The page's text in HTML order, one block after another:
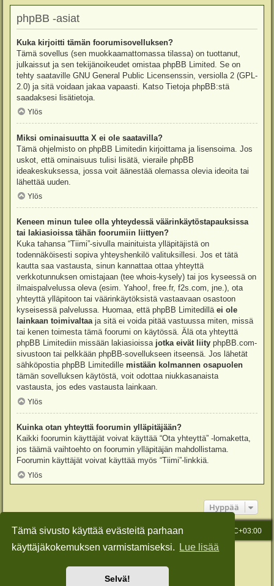
Tämä sivusto käyttää evästeitä parhaan
käyttäjäkokemuksen varmistamiseksi.
Lue lisää
Selvä!
phpBB -asiat
Kuka kirjoitti tämän foorumisovelluksen?
Tämä sovellus (sen muokkaamattomassa tilassa) on tuottanut,
julkaissut ja sen tekijänoikeudet omistaa phpBB Limited . Se on
tehty saataville GNU General Public Licensenssin, versiolla 2 (GPL-
2.0) ja sitä voidaan jakaa vapaasti. Katso Tietoja phpBB:stä
saadaksesi lisätietoja.
Ylös
Miksi ominaisuutta X ei ole saatavilla?
Tämä ohjelmisto on phpBB Limitedin kirjoittama ja lisensoima. Jos
uskot, että ominaisuus tulisi lisätä, vieraile phpBB
ideakeskuksessa , jossa voit äänestää olemassa olevia ideoita tai
lähettää uuden.
Ylös
Keneen minun tulee olla yhteydessä väärinkäytöstapauksissa
tai lakiasioissa tähän foorumiin liittyen?
Kuka tahansa “Tiimi”-sivulla mainituista ylläpitäjistä on
todennäköisesti sopiva yhteyshenkilö valituksillesi. Jos et tätä
kautta saa vastausta, sinun kannattaa ottaa yhteyttä
verkkotunnuksen omistajaan (tee whois-kysely) tai jos kyseessä on
ilmaispalvelussa oleva (esim. Yahoo!, free.fr, f2s.com, jne.), ota
yhteyttä ylläpitoon tai väärinkäytöksistä vastaavaan osastoon
kyseisessä palvelussa. Huomaa, että phpBB Limitedillä ei ole
lainkaan toimivaltaaja sitä ei voida pitää vastuussa miten, missä
tai kenen toimesta tämä foorumi on käytössä. Älä ota yhteyttä
phpBB Limitediin missään lakiasioissa jotka eivät liity phpBB.com-
sivustoon tai pelkkään phpBB-sovellukseen itseensä. Jos lähetät
sähköpostia phpBB Limitedille mistään kolmannen osapuolen
tämän sovelluksen käytöstä, voit odottaa niukkasanaista
vastausta, jos edes vastausta lainkaan.
Ylös
Kuinka otan yhteyttä foorumin ylläpitäjään?
Kaikki foorumin käyttäjät voivat käyttää “Ota yhteyttä” -lomaketta,
jos täämä vaihtoehto on foorumin ylläpitäjän mahdollistama.
Foorumin käyttäjät voivat käyttää myös “Tiimi”-linkkiä.
Ylös
Hyppää
Etusivu Kaikki ajat ovat UTC+03:00
Viesti Ylläpidolle
Keskustelufoorumin ohjelmistophpBB® Forum Software © phpBB Limited